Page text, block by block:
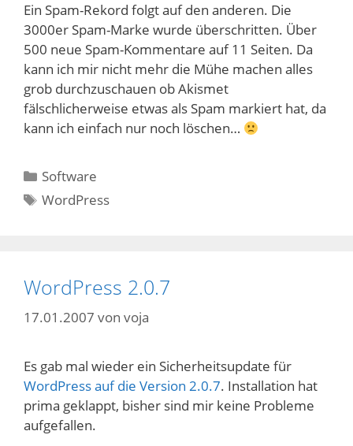
Ein Spam-Rekord folgt auf den anderen. Die
3000er Spam-Marke wurde überschritten. Über
500 neue Spam-Kommentare auf 11 Seiten. Da
kann ich mir nicht mehr die Mühe machen alles
grob durchzuschauen ob Akismet
fälschlicherweise etwas als Spam markiert hat, da
kann ich einfach nur noch löschen…
Kategorien
Software
Schlagwörter
WordPress
WordPress 2.0.7
17.01.2007 von voja
Es gab mal wieder ein Sicherheitsupdate für
WordPress auf die Version 2.0.7. Installation hat
prima geklappt, bisher sind mir keine Probleme
aufgefallen.